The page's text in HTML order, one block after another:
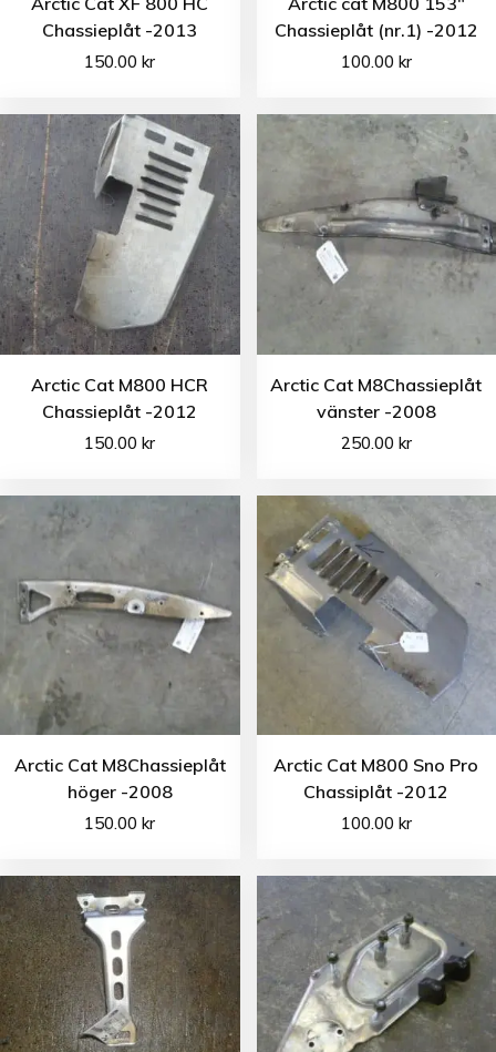
Chassieplåt -2013
150.00kr
Chassieplåt (nr.1) -2012
100.00 kr
Arctic Cat M800 HCR
Chassieplåt -2012
150.00kr
Arctic Cat M8Chassieplåt
vänster -2008
250.00 kr
Arctic Cat M8Chassieplåt
höger -2008
150.00kr
Arctic Cat M800 Sno Pro
Chassiplåt -2012
100.00 kr